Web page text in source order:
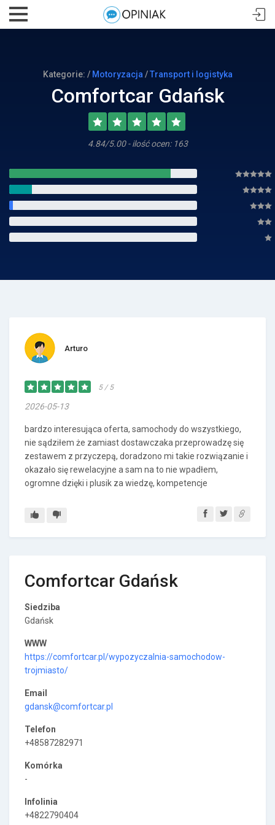
Kategorie: / Motoryzacja /Transport i logistyka
Comfortcar Gdańsk
4.84/5.00 - ilość ocen: 163
Arturo
5 / 5
2026-05-13
bardzo interesująca oferta, samochody do wszystkiego,
nie sądziłem że zamiast dostawczaka przeprowadzę się
zestawem z przyczepą, doradzono mi takie rozwiązanie i
okazało się rewelacyjne a sam na to nie wpadłem,
ogromne dzięki i plusik za wiedzę, kompetencje
Comfortcar Gdańsk
Siedziba
Gdańsk
WWW
https://comfortcar.pl/wypozyczalnia-samochodow-
trojmiasto/
Email
gdansk@comfortcar.pl
Telefon
+48587282971
Komórka
-
Infolinia
+4822790404